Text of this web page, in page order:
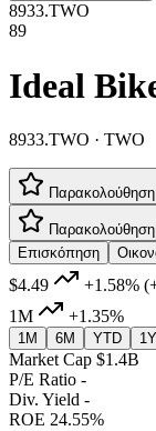
8933.TWO
89
Ideal
8933.TWO · TWO
Παρακολούθηση
Παρακολούθηση
Επισκόπηση
$4.49 +1.58%
1M
+1.35%
1M 6M YTD 1Y
Market Cap $1.4B
P/E Ratio -
Div. Yield -
ROE 24.55%